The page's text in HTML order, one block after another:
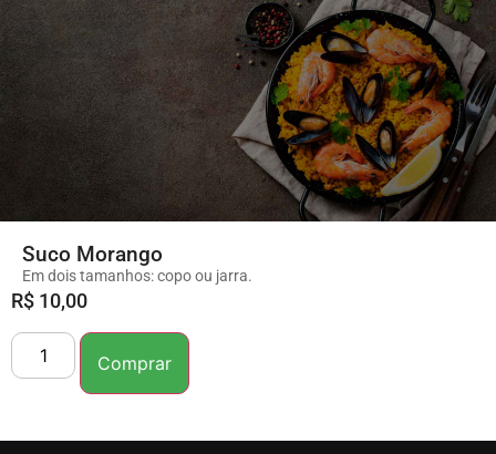
Suco Morango
Em dois tamanhos: copo ou jarra.
R$ 10,00
Comprar